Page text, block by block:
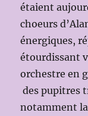
étaient
choeurs
énergiques,
étourdissant
orchestre en
des pupitres
notamment